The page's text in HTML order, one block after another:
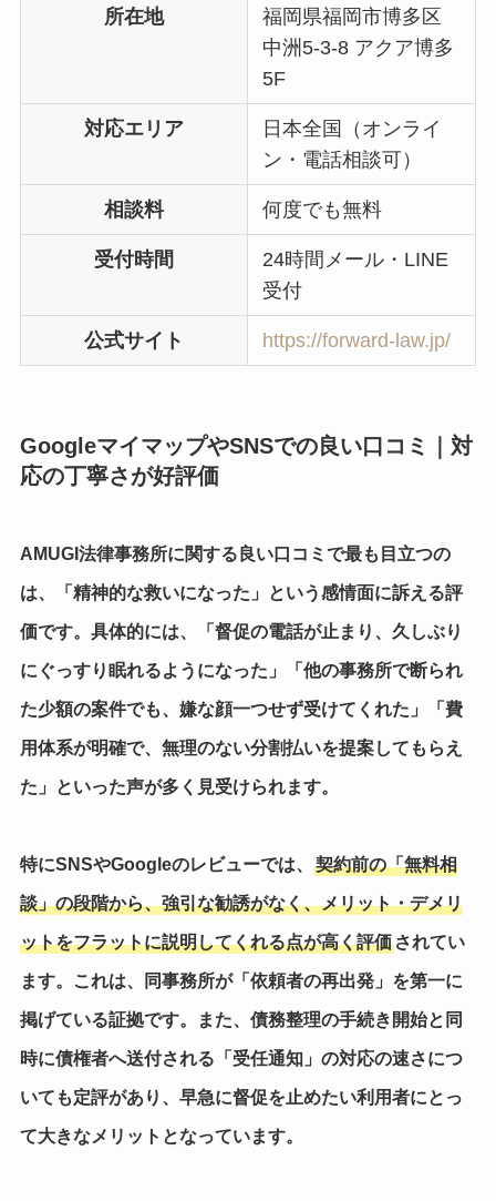
所在地
福岡県福岡市博多区
中洲5-3-8 アクア博多
5F
対応エリア
日本全国（オンライ
ン・電話相談可）
相談料 何度でも無料
受付時間
24時間メール・LINE
受付
公式サイト https://forward-law.jp/
GoogleマイマップやSNSでの良い口コミ｜対
応の丁寧さが好評価
AMUGI法律事務所に関する良い口コミで最も目立つの
は、「精神的な救いになった」という感情面に訴える評
価です。具体的には、 「督促の電話が止まり、久しぶり
にぐっすり眠れるようになった」「他の事務所で断られ
た少額の案件でも、嫌な顔一つせず受けてくれた」「費
用体系が明確で、無理のない分割払いを提案してもらえ
た」 といった声が多く見受けられます。
特にSNSやGoogleのレビューでは、 契約前の「無料相
談」の段階から、強引な勧誘がなく、メリット・デメリ
ットをフラットに説明してくれる点が高く評価されてい
ます。これは、同事務所が「依頼者の再出発」を第一に
掲げている証拠です。また、債務整理の手続き開始と同
時に債権者へ送付される「受任通知」の対応の速さにつ
いても定評があり、早急に督促を止めたい利用者にとっ
て大きなメリットとなっています。